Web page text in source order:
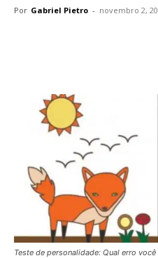
Por Gabriel Pietro - novembro 2,
Teste de personalidade: Qual erro